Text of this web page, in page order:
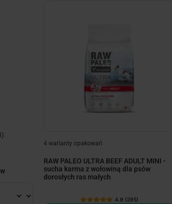
4 warianty opakowań
RAW PALEO ULTRA BEEF ADULT MINI -
sucha karma z wołowiną dla psów
dorosłych ras małych
4.9 (295)